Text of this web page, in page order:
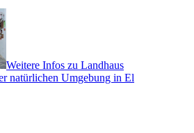
Weitere Infos zu Landhaus
natürlichen Umgebung in El